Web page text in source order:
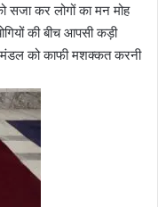
सजा कर लोगों का मन मोह
की बीच आपसी कड़ी
मंडल को काफी मशक्कत करनी